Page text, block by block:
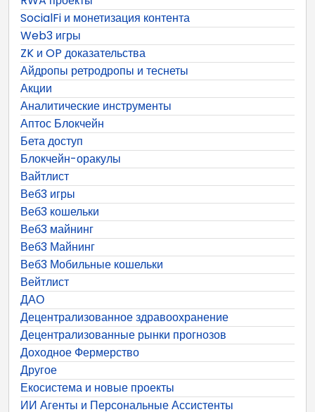
SocialFi и монетизация контента
Web3 игры
ZK и OP доказательства
Айдропы ретродропы и теснеты
Акции
Аналитические инструменты
Аптос Блокчейн
Бета доступ
Блокчейн-оракулы
Вайтлист
Веб3 игры
Веб3 кошельки
Веб3 майнинг
Веб3 Майнинг
Веб3 Мобильные кошельки
Вейтлист
ДАО
Децентрализованное здравоохранение
Децентрализованные рынки прогнозов
Доходное Фермерство
Другое
Екосистема и новые проекты
ИИ Агенты и Персональные Ассистенты